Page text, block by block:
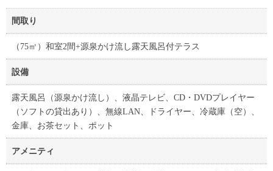
間取り
（75㎡）和室2間+源泉かけ流し露天風呂付テラス
設備
露天風呂（源泉かけ流し）、液晶テレビ、CD・DVDプレイヤー
（ソフトの貸出あり）、無線LAN、ドライヤー、冷蔵庫（空）、
金庫、お茶セット、ポット
アメニティ